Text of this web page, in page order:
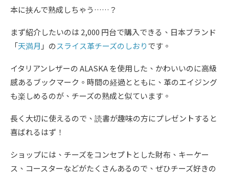
本に挟んで熟成しちゃう……？
まず紹介したいのは 2,000 円台で購入できる、日本ブランド
「天満月 」のスライス革チーズのしおりです。
イタリアンレザーの ALASKA を使用した、かわいいのに高級
感あるブックマーク。時間の経過とともに、革のエイジング
も楽しめるのが、チーズの熟成と似ています。
長く大切に使えるので、読書が趣味の方にプレゼントすると
喜ばれるはず！
ショップには、チーズをコンセプトとした​​財布、キーケー
ス、コースターなどがたくさんあるので、ぜひチーズ好きの